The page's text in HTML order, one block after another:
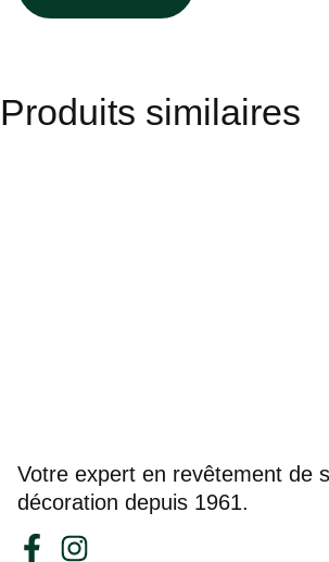
Produits similaires
Votre expert en revêtement de
décoration depuis 1961.